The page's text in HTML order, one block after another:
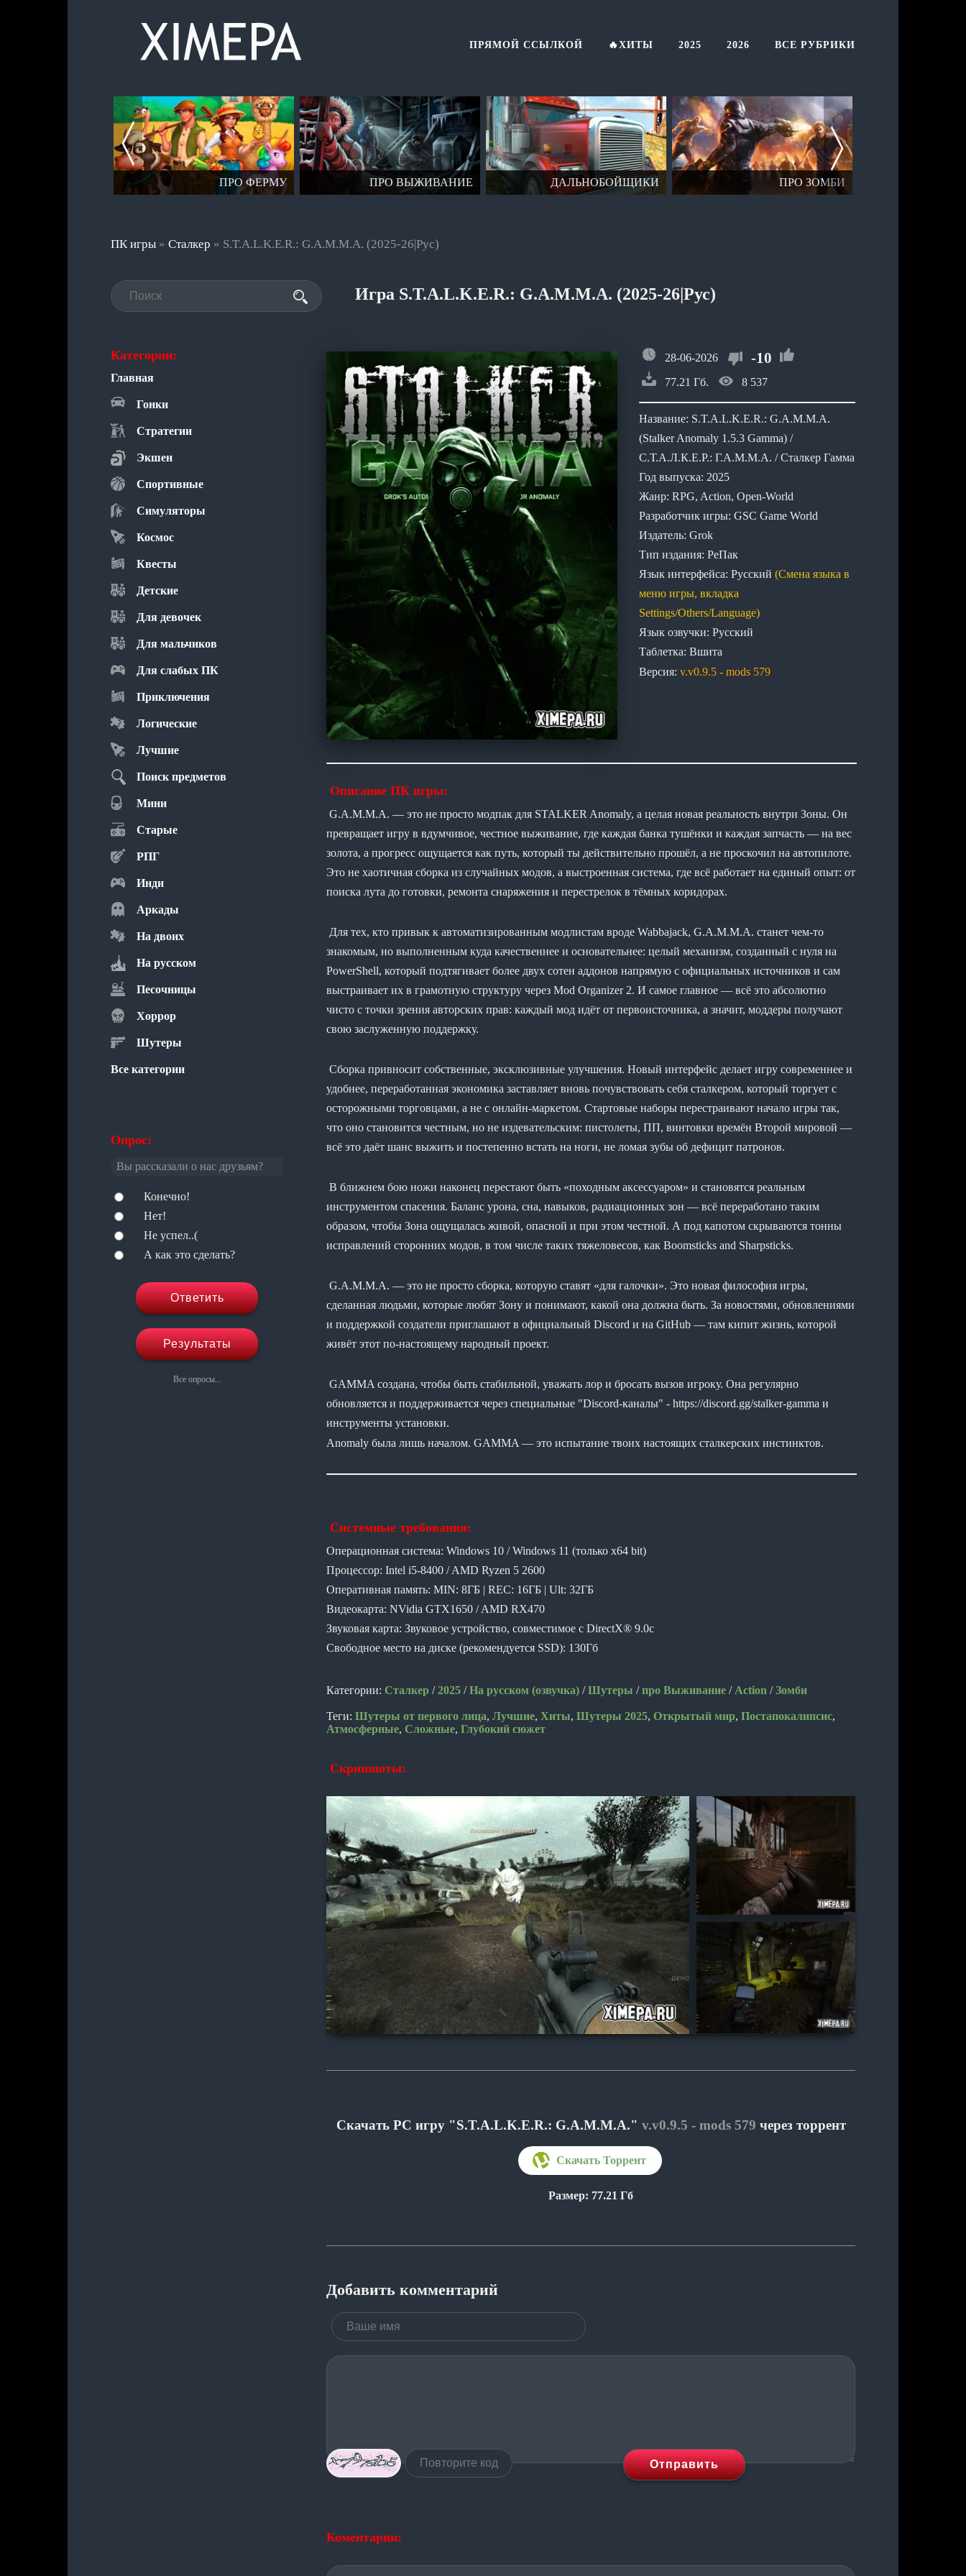
ПРО ФЕРМУ ПРО ВЫЖИВАНИЕ ДАЛЬНОБОЙЩИКИ ПРО ЗОМБИ
ПК игры » Сталкер » S.T.A.L.K.E.R.: G.A.M.M.A. (2025-26|Рус)
Категории:
ПРЯМОЙ ССЫЛКОЙ 🔥ХИТЫ 2025 2026 ВСЕ РУБРИКИ
Главная
Гонки
Стратегии
Экшен
Спортивные
Симуляторы
Космос
Квесты
Детские
Для девочек
Для мальчиков
Для слабых ПК
Приключения
Логические
Лучшие
Поиск предметов
Мини
Старые
РПГ
Инди
Аркады
На двоих
На русском
Песочницы
Хоррор
Шутеры
Все категории
Опрос:
Вы рассказали о нас друзьям?
Конечно!
Нет!
Не успел..(
А как это сделать?
Ответить
Результаты
Все опросы...
Игра S.T.A.L.K.E.R.: G.A.M.M.A. (2025-26|Рус)
28-06-2026 -10
77.21 Гб. 8 537
Название: S.T.A.L.K.E.R.: G.A.M.M.A.
(Stalker Anomaly 1.5.3 Gamma) /
С.Т.А.Л.К.Е.Р.: Г.А.М.М.А. / Сталкер Гамма
Год выпуска: 2025
Жанр: RPG, Action, Open-World
Разработчик игры: GSC Game World
Издатель: Grok
Тип издания: РеПак
Язык интерфейса: Русский (Смена языка в
меню игры, вкладка
Settings/Others/Language)
Язык озвучки: Русский
Таблетка: Вшита
Версия: v.v0.9.5 - mods 579
Описание ПК игры:
G.A.M.M.A. — это не просто модпак для STALKER Anomaly, а целая новая реальность внутри Зоны. Он
превращает игру в вдумчивое, честное выживание, где каждая банка тушёнки и каждая запчасть — на вес
золота, а прогресс ощущается как путь, который ты действительно прошёл, а не проскочил на автопилоте.
Это не хаотичная сборка из случайных модов, а выстроенная система, где всё работает на единый опыт: от
поиска лута до готовки, ремонта снаряжения и перестрелок в тёмных коридорах.
Для тех, кто привык к автоматизированным модлистам вроде Wabbajack, G.A.M.M.A. станет чем-то
знакомым, но выполненным куда качественнее и основательнее: целый механизм, созданный с нуля на
PowerShell, который подтягивает более двух сотен аддонов напрямую с официальных источников и сам
выстраивает их в грамотную структуру через Mod Organizer 2. И самое главное — всё это абсолютно
чисто с точки зрения авторских прав: каждый мод идёт от первоисточника, а значит, моддеры получают
свою заслуженную поддержку.
Сборка привносит собственные, эксклюзивные улучшения. Новый интерфейс делает игру современнее и
удобнее, переработанная экономика заставляет вновь почувствовать себя сталкером, который торгует с
осторожными торговцами, а не с онлайн-маркетом. Стартовые наборы перестраивают начало игры так,
что оно становится честным, но не издевательским: пистолеты, ПП, винтовки времён Второй мировой —
всё это даёт шанс выжить и постепенно встать на ноги, не ломая зубы об дефицит патронов.
В ближнем бою ножи наконец перестают быть «походным аксессуаром» и становятся реальным
инструментом спасения. Баланс урона, сна, навыков, радиационных зон — всё переработано таким
образом, чтобы Зона ощущалась живой, опасной и при этом честной. А под капотом скрываются тонны
исправлений сторонних модов, в том числе таких тяжеловесов, как Boomsticks and Sharpsticks.
G.A.M.M.A. — это не просто сборка, которую ставят «для галочки». Это новая философия игры,
сделанная людьми, которые любят Зону и понимают, какой она должна быть. За новостями, обновлениями
и поддержкой создатели приглашают в официальный Discord и на GitHub — там кипит жизнь, которой
живёт этот по-настоящему народный проект.
GAMMA создана, чтобы быть стабильной, уважать лор и бросать вызов игроку. Она регулярно
обновляется и поддерживается через специальные "Discord-каналы" - https://discord.gg/stalker-gamma и
инструменты установки.
Anomaly была лишь началом. GAMMA — это испытание твоих настоящих сталкерских инстинктов.
Системные требования:
Операционная система: Windows 10 / Windows 11 (только х64 bit)
Процессор: Intel i5-8400 / AMD Ryzen 5 2600
Оперативная память: MIN: 8ГБ | REC: 16ГБ | Ult: 32ГБ
Видеокарта: NVidia GTX1650 / AMD RX470
Звуковая карта: Звуковое устройство, совместимое с DirectX® 9.0с
Свободное место на диске (рекомендуется SSD): 130Гб
Категории: Сталкер /2025 /На русском (озвучка) /Шутеры /про Выживание / Action /Зомби
Теги: Шутеры от первого лица, Лучшие, Хиты, Шутеры 2025, Открытый мир, Постапокалипсис,
Атмосферные, Сложные, Глубокий сюжет
Скриншоты:
Скачать PC игру "S.T.A.L.K.E.R.: G.A.M.M.A." v.v0.9.5 - mods 579 через торрент
Размер: 77.21 Гб
Добавить комментарий
Отправить
Коментарии: